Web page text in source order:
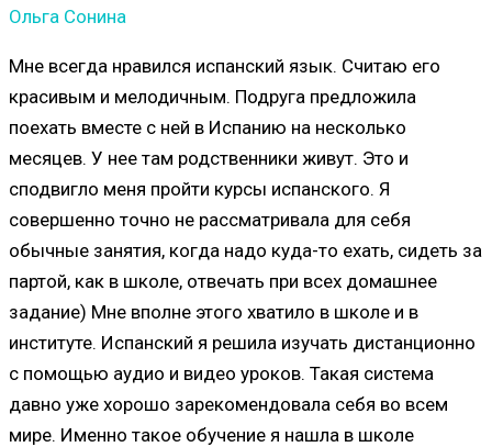
Ольга Сонина
Мне всегда нравился испанский язык. Считаю его
красивым и мелодичным. Подруга предложила
поехать вместе с ней в Испанию на несколько
месяцев. У нее там родственники живут. Это и
сподвигло меня пройти курсы испанского. Я
совершенно точно не рассматривала для себя
обычные занятия, когда надо куда-то ехать, сидеть за
партой, как в школе, отвечать при всех домашнее
задание) Мне вполне этого хватило в школе и в
институте. Испанский я решила изучать дистанционно
с помощью аудио и видео уроков. Такая система
давно уже хорошо зарекомендовала себя во всем
мире. Именно такое обучение я нашла в школе